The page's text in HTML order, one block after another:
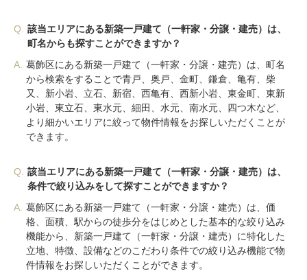
Q.
該当エリアにある新築一戸建て（一軒家・分譲・建売）は、
町名からも探すことができますか？
A. 葛飾区にある新築一戸建て（一軒家・分譲・建売）は、町名
から検索をすることで青戸、奥戸、金町、鎌倉、亀有、柴
又、新小岩、立石、新宿、西亀有、西新小岩、東金町、東新
小岩、東立石、東水元、細田、水元、南水元、四つ木など、
より細かいエリアに絞って物件情報をお探しいただくことが
できます。
Q.
該当エリアにある新築一戸建て（一軒家・分譲・建売）は、
条件で絞り込みをして探すことができますか？
A. 葛飾区にある新築一戸建て（一軒家・分譲・建売）は、価
格、面積、駅からの徒歩分をはじめとした基本的な絞り込み
機能から、新築一戸建て（一軒家・分譲・建売）に特化した
立地、特徴、設備などのこだわり条件での絞り込み機能で物
件情報をお探しいただくことができます。